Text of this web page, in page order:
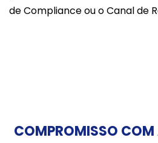
de Compliance ou o Canal de
COMPROMISSO COM